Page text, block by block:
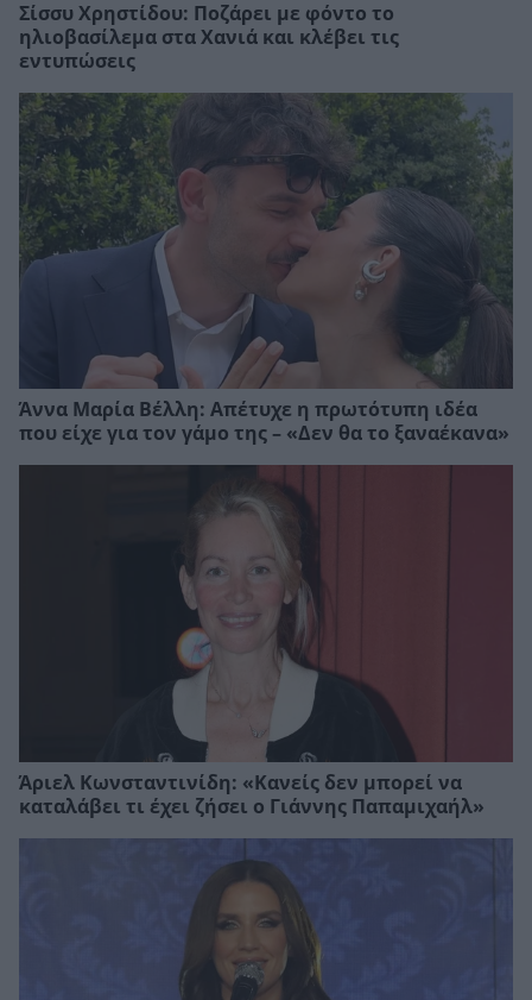
Σίσσυ Χρηστίδου: Ποζάρει με φόντο το
ηλιοβασίλεμα στα Χανιά και κλέβει τις
εντυπώσεις
Άννα Μαρία Βέλλη: Απέτυχε η πρωτότυπη ιδέα
που είχε για τον γάμο της – «Δεν θα το ξαναέκανα»
Άριελ Κωνσταντινίδη: «Κανείς δεν μπορεί να
καταλάβει τι έχει ζήσει ο Γιάννης Παπαμιχαήλ»